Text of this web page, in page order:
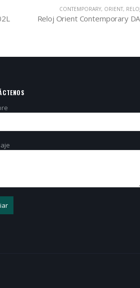
CLASSIC,ORIENT,RELOJES
Reloj Orient Classic